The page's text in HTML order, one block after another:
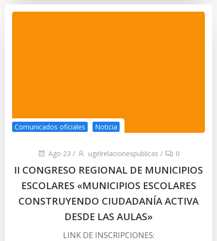
Comunicados oficiales Noticia
Ago 23 / ugelrelacionespublicas / 0
II CONGRESO REGIONAL DE MUNICIPIOS
ESCOLARES «MUNICIPIOS ESCOLARES
CONSTRUYENDO CIUDADANÍA ACTIVA
DESDE LAS AULAS»
LINK DE INSCRIPCIONES: